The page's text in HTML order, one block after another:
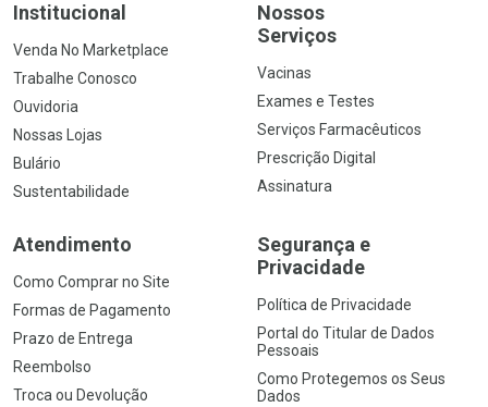
Institucional
Venda No Marketplace
Trabalhe Conosco
Ouvidoria
Nossas Lojas
Bulário
Sustentabilidade
Nossos
Serviços
Vacinas
Exames e Testes
Serviços Farmacêuticos
Prescrição Digital
Assinatura
Atendimento
Como Comprar no Site
Formas de Pagamento
Prazo de Entrega
Reembolso
Troca ou Devolução
Segurança e
Privacidade
Política de Privacidade
Portal do Titular de Dados
Pessoais
Como Protegemos os Seus
Dados